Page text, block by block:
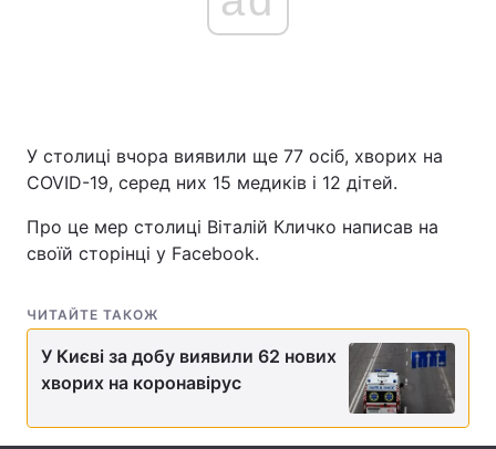
Війна
Україна
Техно і зв'язок
У столиці вчора виявили ще 77 осіб, хворих на
COVID-19, серед них 15 медиків і 12 дітей.
Про це мер столиці Віталій Кличко написав на
своїй сторінці у Facebook.
ЧИТАЙТЕ ТАКОЖ
У Києві за добу виявили 62 нових
хворих на коронавірус